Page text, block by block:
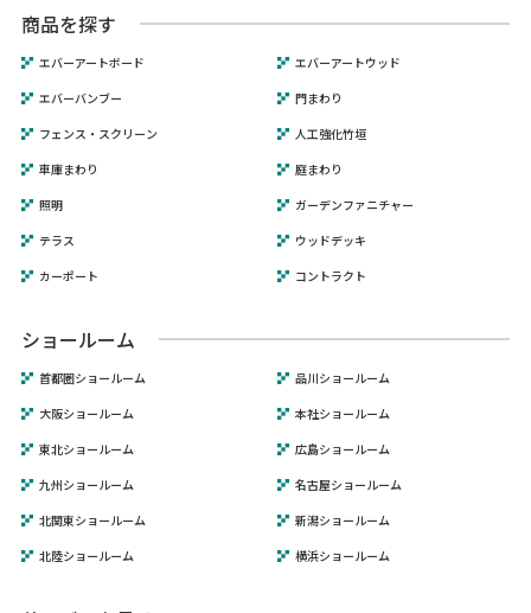
商品を探す
エバーアートボード
エバーアートウッド
エバーバンブー
門まわり
フェンス・スクリーン
人工強化竹垣
車庫まわり
庭まわり
照明
ガーデンファニチャー
テラス
ウッドデッキ
カーポート
コントラクト
ショールーム
首都圏ショールーム
品川ショールーム
大阪ショールーム
本社ショールーム
東北ショールーム
広島ショールーム
九州ショールーム
名古屋ショールーム
北関東ショールーム
新潟ショールーム
北陸ショールーム
横浜ショールーム